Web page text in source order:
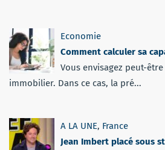
Economie
Comment calculer sa
Vous envisagez peut-
immobilier. Dans ce cas, la pré...
A LA UNE, France
Jean Imbert placé sous